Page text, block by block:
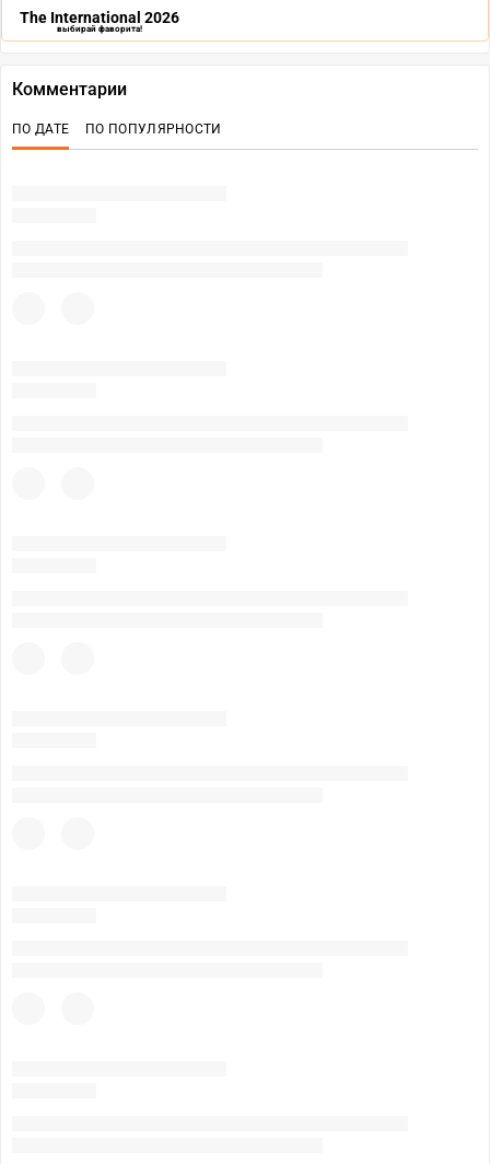
The International 2026
выбирай фаворита!
Комментарии
ПО ДАТЕ ПО ПОПУЛЯРНОСТИ